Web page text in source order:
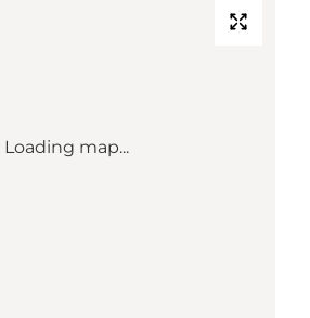
Loading map...